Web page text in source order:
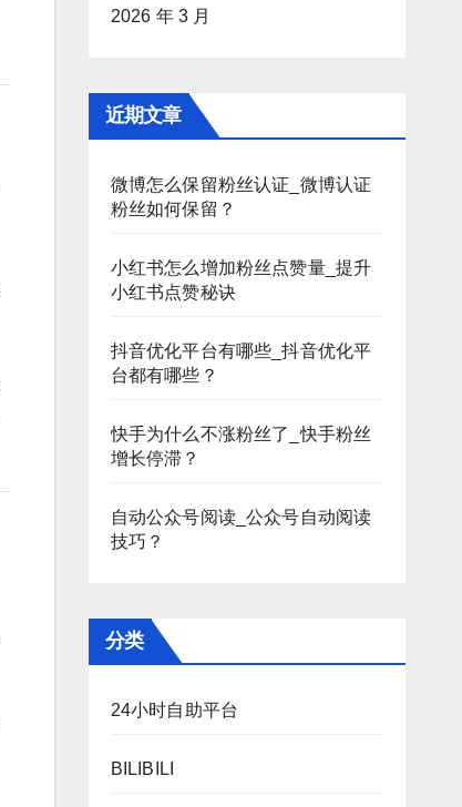
2026 年 3 月
近期文章
微博怎么保留粉丝认证_微博认证
粉丝如何保留？
小红书怎么增加粉丝点赞量_提升
小红书点赞秘诀
抖音优化平台有哪些_抖音优化平
台都有哪些？
快手为什么不涨粉丝了_快手粉丝
增长停滞？
自动公众号阅读_公众号自动阅读
技巧？
分类
24小时自助平台
BILIBILI